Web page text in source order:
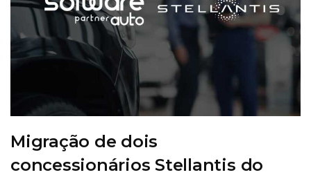
Migração de dois
concessionários Stellantis do